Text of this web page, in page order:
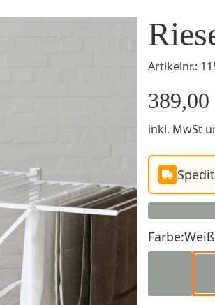
Artikelnr.:
389,00
inkl. MwSt
Farbe:Weiß